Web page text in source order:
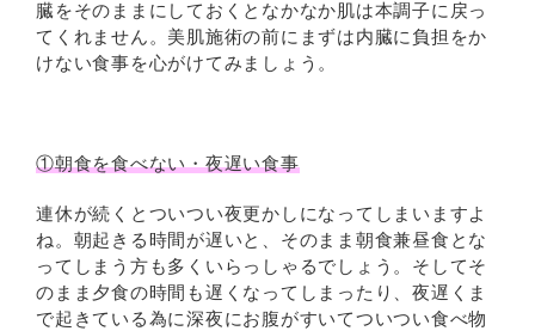
臓をそのままにしておくとなかなか肌は本調子に戻っ
てくれません。美肌施術の前にまずは内臓に負担をか
けない食事を心がけてみましょう。
①朝食を食べない・夜遅い食事
連休が続くとついつい夜更かしになってしまいますよ
ね。朝起きる時間が遅いと、そのまま朝食兼昼食とな
ってしまう方も多くいらっしゃるでしょう。そしてそ
のまま夕食の時間も遅くなってしまったり、夜遅くま
で起きている為に深夜にお腹がすいてついつい食べ物